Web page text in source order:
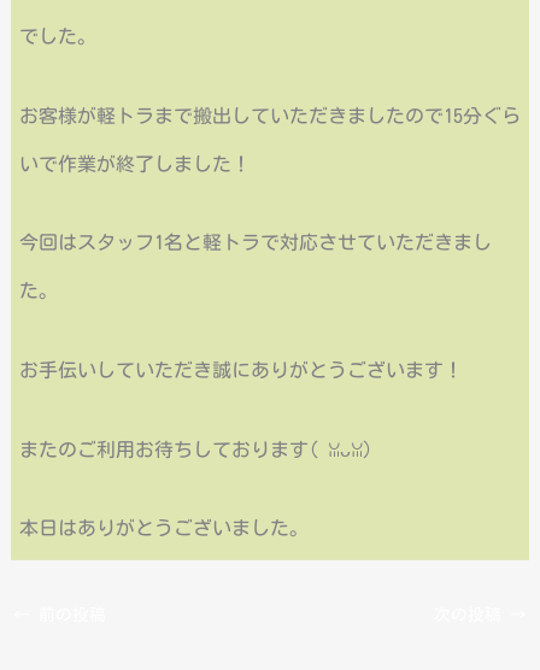
でした。
お客様が軽トラまで搬出していただきましたので15分ぐら
いで作業が終了しました！
今回はスタッフ1名と軽トラで対応させていただきまし
た。
お手伝いしていただき誠にありがとうございます！
またのご利用お待ちしております(⁠ ⁠ꈍ⁠ᴗ⁠ꈍ⁠)
本日はありがとうございました。